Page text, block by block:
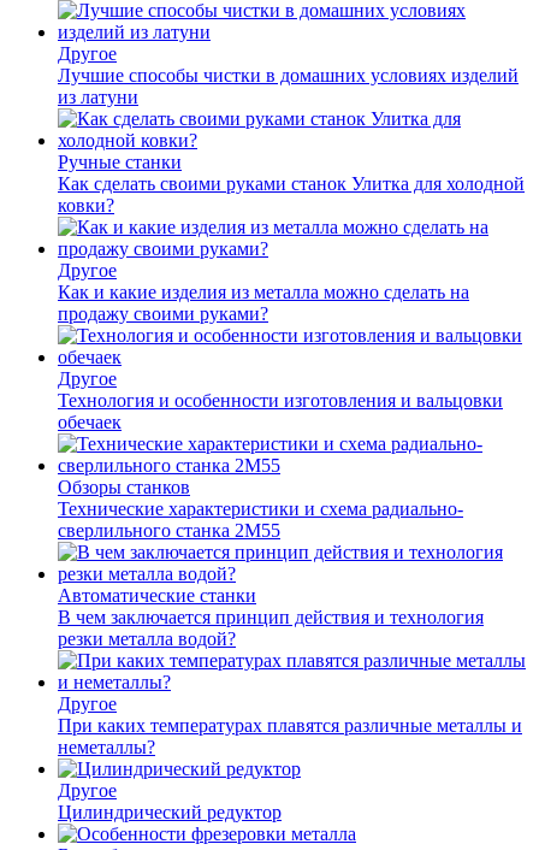
Другое
Лучшие способы чистки в домашних условиях изделий
из латуни
Ручные станки
Как сделать своими руками станок Улитка для холодной
ковки?
Другое
Как и какие изделия из металла можно сделать на
продажу своими руками?
Другое
Технология и особенности изготовления и вальцовки
обечаек
Обзоры станков
Технические характеристики и схема радиально-
сверлильного станка 2М55
Автоматические станки
В чем заключается принцип действия и технология
резки металла водой?
Другое
При каких температурах плавятся различные металлы и
неметаллы?
Другое
Цилиндрический редуктор